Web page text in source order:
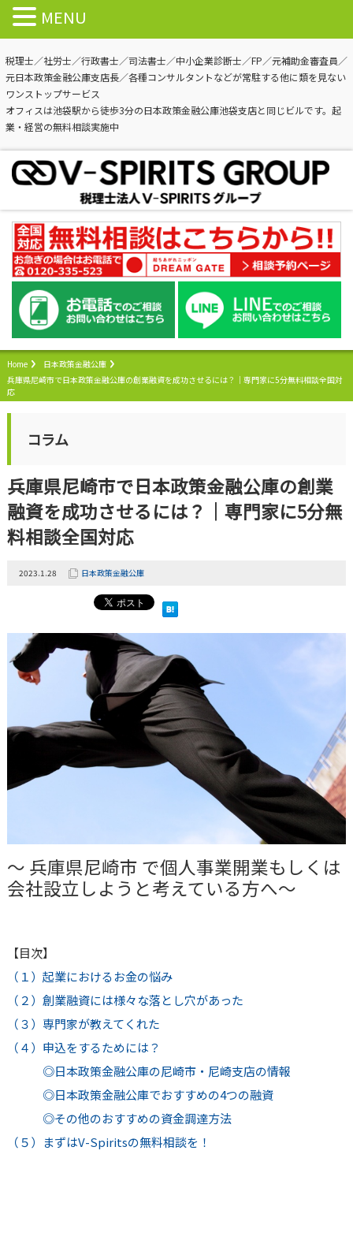
税理士／社労士／行政書士／司法書士／中小企業診断士／FP／元補助金審査員／
元日本政策金融公庫支店長／各種コンサルタントなどが常駐する他に類を見ない
ワンストップサービス
オフィスは池袋駅から徒歩3分の日本政策金融公庫池袋支店と同じビルです。起
業・経営の無料相談実施中
Home
日本政策金融公庫
兵庫県尼崎市で日本政策金融公庫の創業融資を成功させるには？｜専門家に5分無料相談全国対
応
コラム
兵庫県尼崎市で日本政策金融公庫の創業
融資を成功させるには？｜専門家に5分無
料相談全国対応
2023.1.28 日本政策金融公庫
～ 兵庫県尼崎市 で個人事業開業もしくは
会社設立しようと考えている方へ～
【目次】
（１）起業におけるお金の悩み
（２）創業融資には様々な落とし穴があった
（３）専門家が教えてくれた
（４）申込をするためには？
◎日本政策金融公庫の尼崎市・尼崎支店の情報
◎日本政策金融公庫でおすすめの4つの融資
◎その他のおすすめの資金調達方法
（５）まずはV-Spiritsの無料相談を！
MENU